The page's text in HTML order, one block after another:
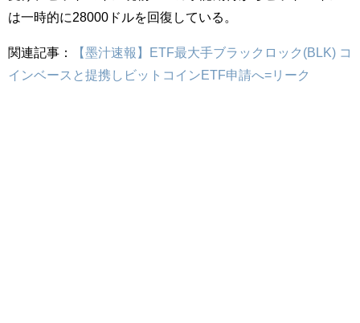
は一時的に28000ドルを回復している。
関連記事：
【墨汁速報】ETF最大手ブラックロック(BLK) コ
インベースと提携しビットコインETF申請へ=リーク